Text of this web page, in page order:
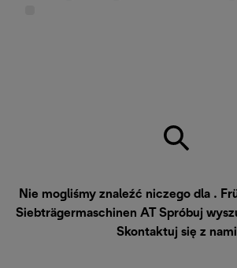
Nie mogliśmy znaleźć niczego dla .
Siebträgermaschinen AT Spróbuj
Skontaktuj się z nami